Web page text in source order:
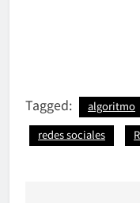
Tagged: algoritmo
redes sociales